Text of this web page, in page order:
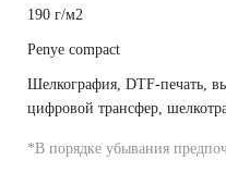
190 г/м2
Penye compact
Шелкография, DTF-печать,
цифровой трансфер,
*В порядке убывания